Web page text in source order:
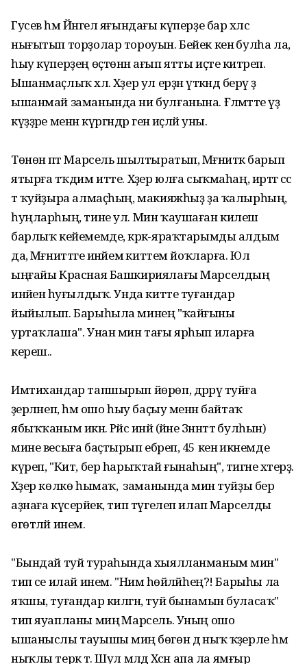
Гусев һәм Йәнгел яғындағы күперҙе бар хәлсә
нығытып торҙолар тороуын. Бейек кенә булһа ла,
һыу күперҙең өҫтөнән ағып ятты иҫте китәреп.
Ышанмаҫлыҡ хәл. Хәҙер ул ерҙән үткәндә берәү ҙә
ышанмай заманында ни булғанына. Ғәләмәтте үҙ
күҙҙәре менән күргәндәр генә иҫләй уны.
Төнөн әпәт Марсель шылтыратып, Мәғниткә барып
ятырға тәҡдим итте. Хәҙер юлға сыҡмаһаң, иртәгә сәс
тә ҡуйҙыра алмаҫһың, макияжһыҙ ҙа ҡалырһың,
һуңларһың, тине ул. Мин ҡаушаған килеш
барлыҡ кейемемде, кәрәк-яраҡтарымды алдым
да, Мәғниттәге инәйемә киттем йоҡларға. Юл
ыңғайы Красная Башкириялағы Марселдың
инәйенә һуғылдыҡ. Унда китте туғандар
йыйылып. Барыһыла минең "ҡайғыны
уртаҡлаша". Унан мин тағы ярһып иларға
кереш..
Имтихандар тапшырып йөрөп, дәррәү туйға
әҙерләнеп, һәм ошо һыу баҫыу менән байтаҡ
ябыҡҡаным икән. Рәйсә инәй (йәне Зәннәттә булһын)
мине весыға баҫтырып ебәреп, 45 кенә икәнемде
күреп, "Кит, бер һарыҡтай ғынаһың", тигәне хәтерҙә.
Хәҙер көлкө һымаҡ, ә заманында мин туйҙы бер
аҙнаға күсерәйек, тип түгелеп илап Марселды
өгөтләй инем.
"Бындай туй тураһында хыялланманым мин"
тип әсе илай инем. "Нимә һөйләйһең?! Барыһы ла
яҡшы, туғандар килгән, туй бынамын буласаҡ"
тип яуапланы миңә Марсель. Уның ошо
ышаныслы тауышы миңә бөгөн дә ныҡ ҡәҙерле һәм
ныҡлы терәк тә. Шул мәлдә Хәсән апа ла ямғыр